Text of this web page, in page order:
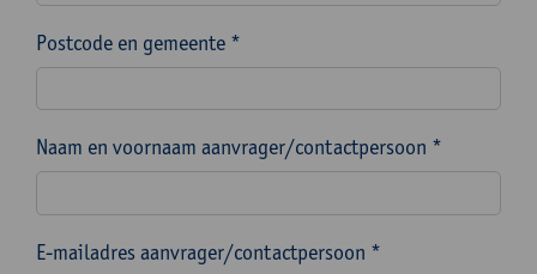
Postcode en gemeente *
Naam en voornaam aanvrager/contactpersoon *
E-mailadres aanvrager/contactpersoon *